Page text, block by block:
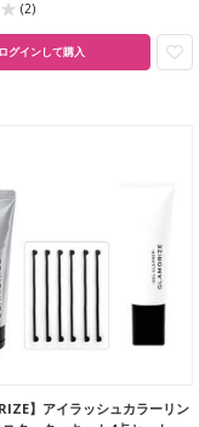
(2)
ログインして購入
】アイラッシュカラーリン